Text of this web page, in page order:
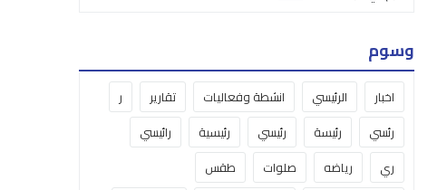
وسوم
اخبار الرئيسي انشطة وفعاليات تقارير
ر
رئسي
رئيسة رئيسي رئيسية
رائيسي
ري
رياضه صلوات
طقس